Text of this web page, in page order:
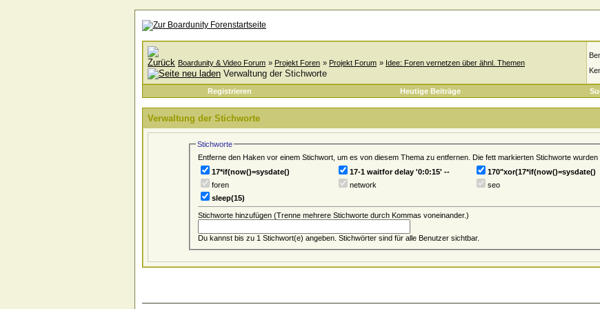
Boardunity & Video Forum » Projekt Foren » Projekt Forum » Idee: Foren vernetzen über ähnl. Themen
Verwaltung der Stichworte
Registrieren Heutige Beiträge
Verwaltung der Stichworte
Stichworte
Entferne den Haken vor einem Stichwort, um es von diesem Thema zu entfernen. Die fett markierten Stichworte wurden
17*if(now()=sysdate()
17-1 waitfor delay '0:0:15' --
170"xor(17*if(now()=sysdate()
foren
network
seo
sleep(15)
Stichworte hinzufügen(Trenne mehrere Stichworte durch Kommas voneinander.)
Du kannst bis zu 1 Stichwort(e) angeben. Stichwörter sind für alle Benutzer sichtbar.